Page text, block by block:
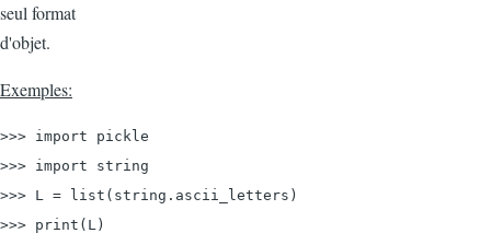
seul format
d'objet.
Exemples:
>>> import pickle
>>> import string
>>> L = list(string.ascii_letters)
>>> print(L)